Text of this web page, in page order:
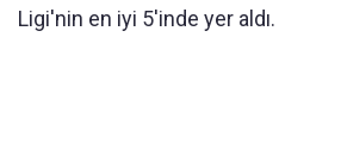
Ligi'nin en iyi 5'inde yer aldı.